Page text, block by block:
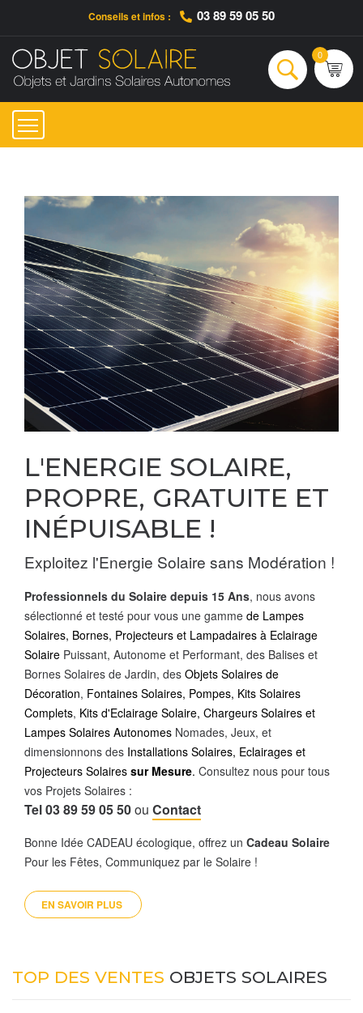
Conseils et infos : 03 89 59 05 50
Rechercher
0
L'ENERGIE SOLAIRE,
PROPRE, GRATUITE ET
INÉPUISABLE !
Exploitez l'Energie Solaire sans Modération !
Professionnels du Solaire depuis 15 Ans, nous avons
sélectionné et testé pour vous une gamme de Lampes
Solaires, Bornes, Projecteurs et Lampadaires à Eclairage
Solaire Puissant, Autonome et Performant, des Balises et
Bornes Solaires de Jardin, des Objets Solaires de
Décoration, Fontaines Solaires, Pompes, Kits Solaires
Complets, Kits d'Eclairage Solaire, Chargeurs Solaires et
Lampes Solaires Autonomes Nomades, Jeux, et
dimensionnons des Installations Solaires, Eclairages et
Projecteurs Solaires sur Mesure. Consultez nous pour tous
vos Projets Solaires :
Tel 03 89 59 05 50ou Contact
Bonne Idée CADEAU écologique, offrez un Cadeau Solaire
Pour les Fêtes, Communiquez par le Solaire !
EN SAVOIR PLUS 
TOP DES VENTES OBJETS SOLAIRES